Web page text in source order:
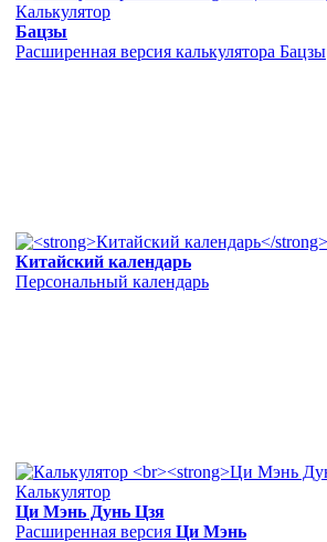
Калькулятор
Бацзы
Расширенная версия калькулятора Бацзы
Китайский календарь
Персональный календарь
Калькулятор
Ци Мэнь Дунь Цзя
Расширенная версия Ци Мэнь